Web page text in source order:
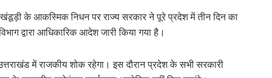
के आकस्मिक निधन पर राज्य सरकार ने पूरे प्रदेश में तीन दिन का
द्वारा आधिकारिक आदेश जारी किया गया है।
में राजकीय शोक रहेगा। इस दौरान प्रदेश के सभी सरकारी